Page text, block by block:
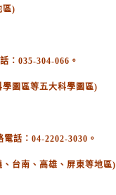
區)
：035-304-066。
園區等五大科學園區)
話：04-2202-3030。
台南、高雄、屏東等地區)